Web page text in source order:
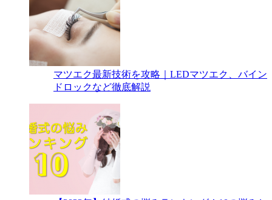
マツエク最新技術を攻略｜LEDマツエク、バイン
ドロックなど徹底解説